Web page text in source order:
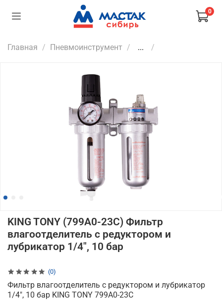
0
Главная Пневмоинструмент ...
(0)
KING TONY (799A0-23C) Фильтр
влагоотделитель с редуктором и
лубрикатор 1/4", 10 бар
Фильтр влагоотделитель с редуктором и лубрикатор
1/4", 10 бар KING TONY 799A0-23C